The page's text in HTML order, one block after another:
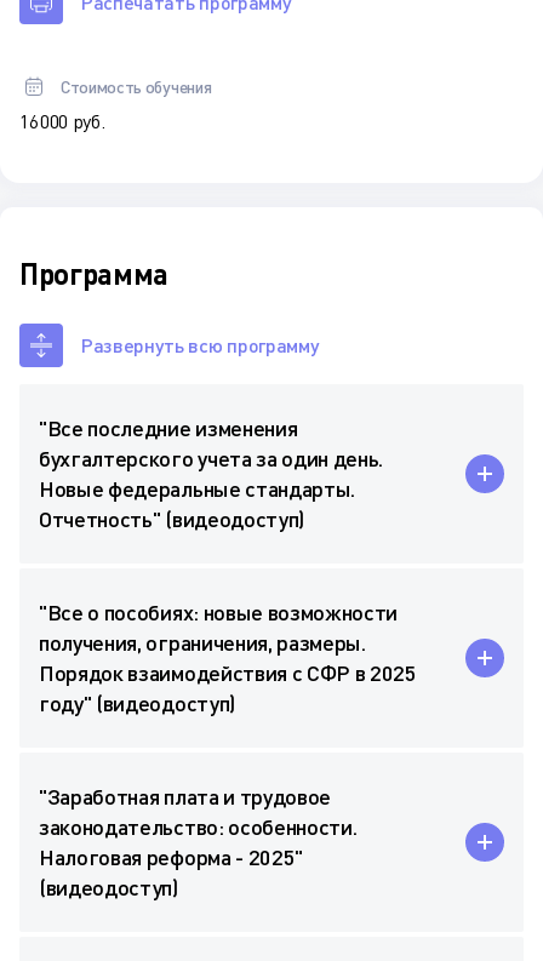
Стоимость обучения
16 000 руб.
Программа
Развернуть всю программу
"Все последние изменения
бухгалтерского учета за один день.
Новые федеральные стандарты.
Отчетность" (видеодоступ)
"Все о пособиях: новые возможности
получения, ограничения, размеры.
Порядок взаимодействия с СФР в 2025
году" (видеодоступ)
"Заработная плата и трудовое
законодательство: особенности.
Налоговая реформа - 2025"
(видеодоступ)